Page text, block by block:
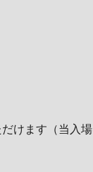
けます（当入場